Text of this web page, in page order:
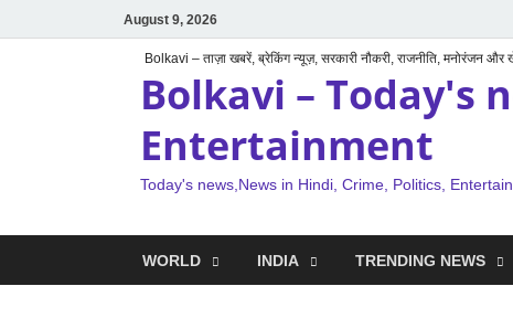
August 9, 2026
Bolkavi – ताज़ा खबरें, ब्रेकिंग न्यूज़, सरकारी नौकरी, राजनीति, मनोरंजन और
Bolkavi – Today's
Entertainment
Today's news,News in Hindi, Crime, Politics,
WORLD INDIA TRENDING NEWS